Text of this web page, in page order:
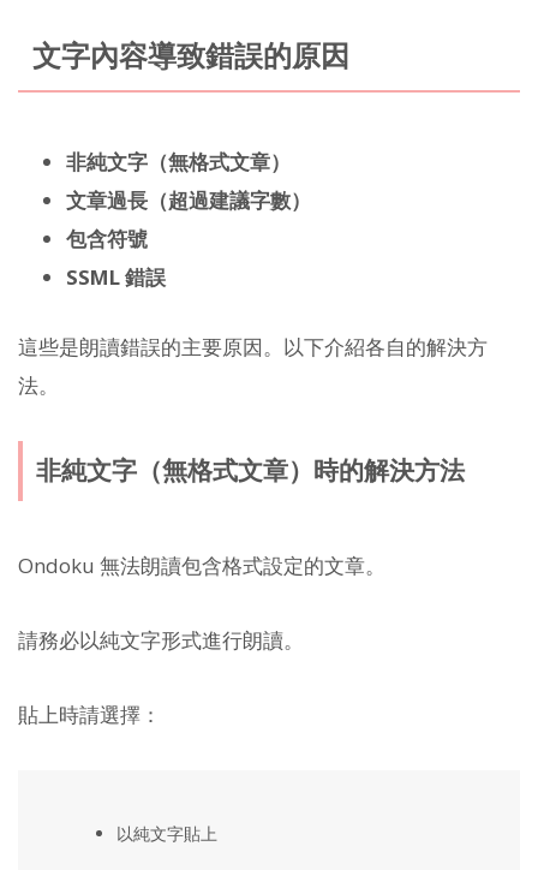
文字內容導致錯誤的原因
非純文字（無格式文章）
文章過長（超過建議字數）
包含符號
SSML 錯誤
這些是朗讀錯誤的主要原因。以下介紹各自的解決方
法。
非純文字（無格式文章）時的解決方法
Ondoku 無法朗讀包含格式設定的文章。
請務必以純文字形式進行朗讀。
貼上時請選擇：
以純文字貼上